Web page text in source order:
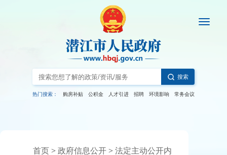
搜索
热门搜索： 购房补贴 公积金 人才引进 招聘 环境影响 常务会议
首页 > 政府信息公开 > 法定主动公开内